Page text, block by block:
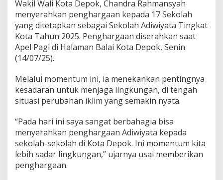
y
a
e
p
a
e
k
o
a
h
Y
a
n
Wakil Wali Kota Depok, Chandra Rahmansyah
menyerahkan penghargaan kepada 17 Sekolah
yang ditetapkan sebagai Sekolah Adiwiyata Tingkat
Kota Tahun 2025. Penghargaan diserahkan saat
Apel Pagi di Halaman Balai Kota Depok, Senin
(14/07/25).
Melalui momentum ini, ia menekankan pentingnya
kesadaran untuk menjaga lingkungan, di tengah
situasi perubahan iklim yang semakin nyata.
“Pada hari ini saya sangat berbahagia bisa
menyerahkan penghargaan Adiwiyata kepada
sekolah-sekolah di Kota Depok. Ini momentum kita
lebih sadar lingkungan,” ujarnya usai memberikan
penghargaan.